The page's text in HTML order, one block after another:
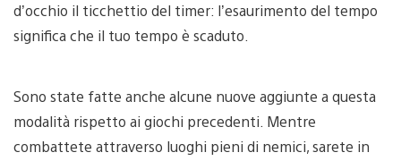
d’occhio il ticchettio del timer: l’esaurimento del tempo
significa che il tuo tempo è scaduto.
Sono state fatte anche alcune nuove aggiunte a questa
modalità rispetto ai giochi precedenti. Mentre
combattete attraverso luoghi pieni di nemici, sarete in